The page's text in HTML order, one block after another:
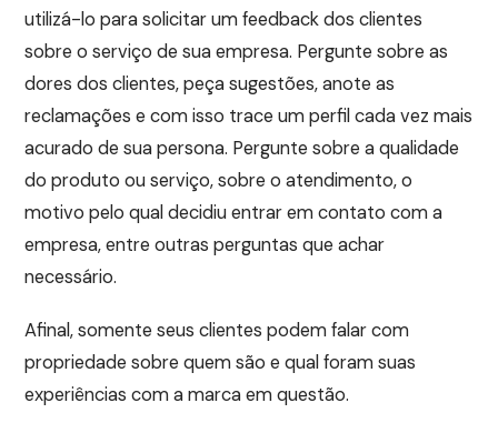
utilizá-lo para solicitar um feedback dos clientes
sobre o serviço de sua empresa. Pergunte sobre as
dores dos clientes, peça sugestões, anote as
reclamações e com isso trace um perfil cada vez mais
acurado de sua persona. Pergunte sobre a qualidade
do produto ou serviço, sobre o atendimento, o
motivo pelo qual decidiu entrar em contato com a
empresa, entre outras perguntas que achar
necessário.
Afinal, somente seus clientes podem falar com
propriedade sobre quem são e qual foram suas
experiências com a marca em questão.